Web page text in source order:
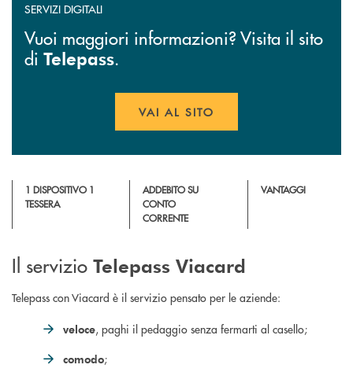
SERVIZI DIGITALI
Vuoi maggiori informazioni? Visita il sito
di Telepass.
VAI AL SITO
1 DISPOSITIVO 1
TESSERA
ADDEBITO SU
CONTO
CORRENTE
VANTAGGI
Il servizio Telepass Viacard
Telepass con Viacard è il servizio pensato per le aziende:
veloce, paghi il pedaggio senza fermarti al casello;
comodo;